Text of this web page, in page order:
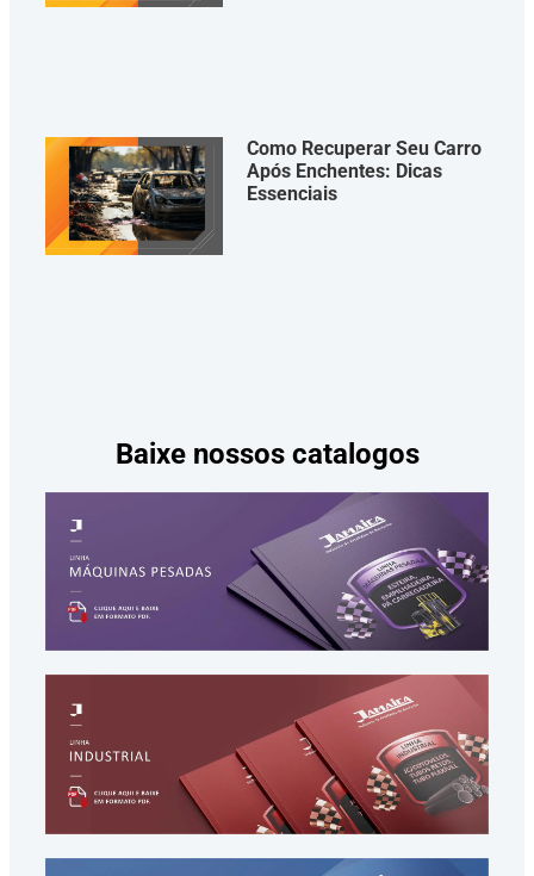
Como Recuperar Seu Carro
Após Enchentes: Dicas
Essenciais
Baixe nossos catalogos